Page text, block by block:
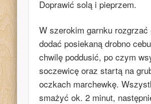
Doprawić solą i pieprzem.
W szerokim garnku rozgrzać
dodać posiekaną drobno
chwilę poddusić, po czym
soczewicę oraz startą na
oczkach marchewkę.
smażyć ok. 2 minut,